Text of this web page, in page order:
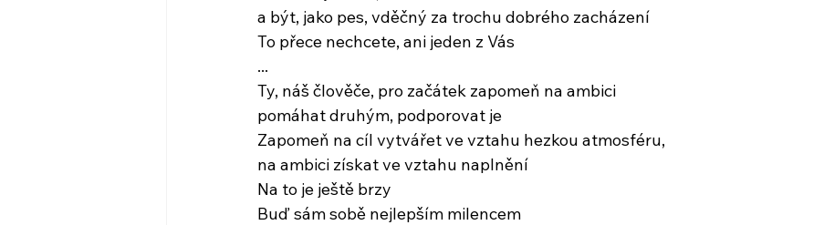
a být, jako pes, vděčný za trochu dobrého zacházení
To přece nechcete, ani jeden z Vás
...
Ty, náš člověče, pro začátek zapomeň na ambici
pomáhat druhým, podporovat je
Zapomeň na cíl vytvářet ve vztahu hezkou atmosféru,
na ambici získat ve vztahu naplnění
Na to je ještě brzy
Buď sám sobě nejlepším milencem